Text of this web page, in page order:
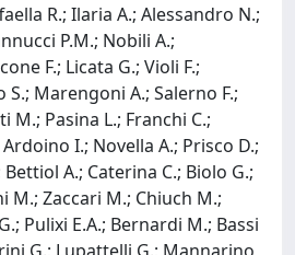
R.; Ilaria A.; Alessandro N.;
P.M.; Nobili A.;
F.; Licata G.; Violi F.;
S.; Marengoni A.; Salerno F.;
M.; Pasina L.; Franchi C.;
I.; Novella A.; Prisco D.;
A.; Caterina C.; Biolo G.;
M.; Zaccari M.; Chiuch M.;
Pulixi E.A.; Bernardi M.; Bassi